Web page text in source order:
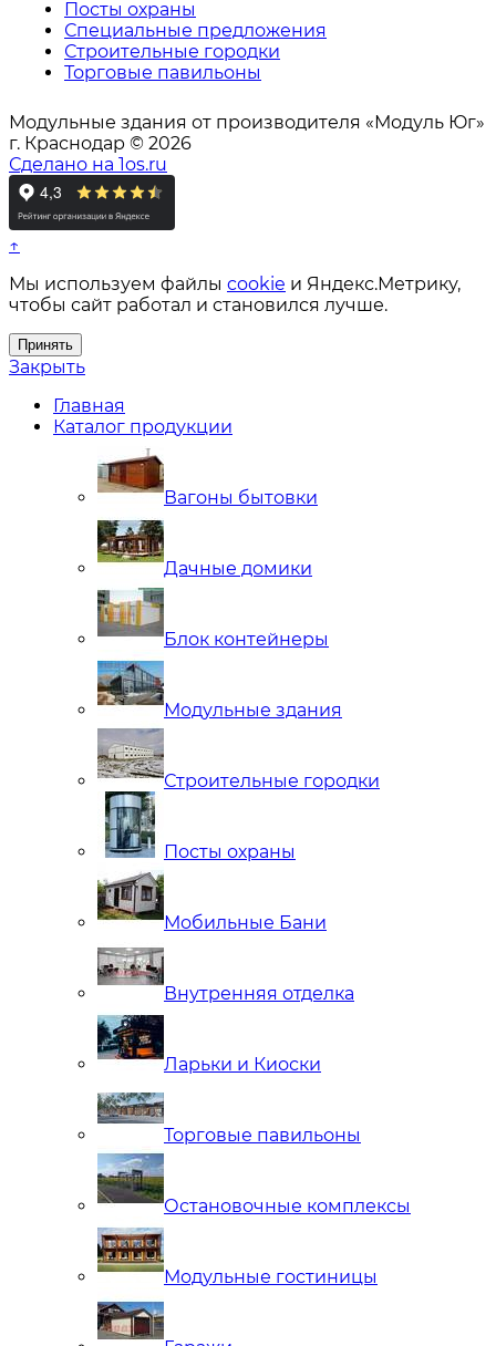
Посты охраны
Специальные предложения
Строительные городки
Торговые павильоны
Модульные здания от производителя «Модуль Юг»
г. Краснодар © 2026
Сделано на 1os.ru
↑
Мы используем файлы cookie и Яндекс.Метрику,
чтобы сайт работал и становился лучше.
Принять
Закрыть
Главная
Каталог продукции
Вагоны бытовки
Дачные домики
Блок контейнеры
Модульные здания
Строительные городки
Посты охраны
Мобильные Бани
Внутренняя отделка
Ларьки и Киоски
Торговые павильоны
Остановочные комплексы
Модульные гостиницы